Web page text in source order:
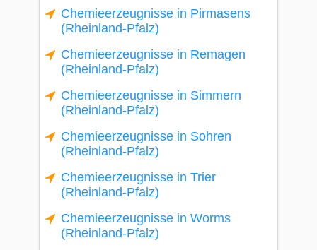
Chemieerzeugnisse in Pirmasens
(Rheinland-Pfalz)
Chemieerzeugnisse in Remagen
(Rheinland-Pfalz)
Chemieerzeugnisse in Simmern
(Rheinland-Pfalz)
Chemieerzeugnisse in Sohren
(Rheinland-Pfalz)
Chemieerzeugnisse in Trier
(Rheinland-Pfalz)
Chemieerzeugnisse in Worms
(Rheinland-Pfalz)